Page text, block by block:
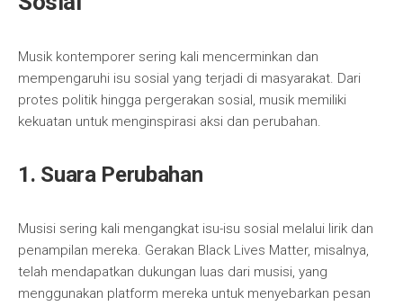
Musik kontemporer sering kali mencerminkan dan
mempengaruhi isu sosial yang terjadi di masyarakat. Dari
protes politik hingga pergerakan sosial, musik memiliki
kekuatan untuk menginspirasi aksi dan perubahan.
1. Suara Perubahan
Musisi sering kali mengangkat isu-isu sosial melalui lirik dan
penampilan mereka. Gerakan Black Lives Matter, misalnya,
telah mendapatkan dukungan luas dari musisi, yang
menggunakan platform mereka untuk menyebarkan pesan